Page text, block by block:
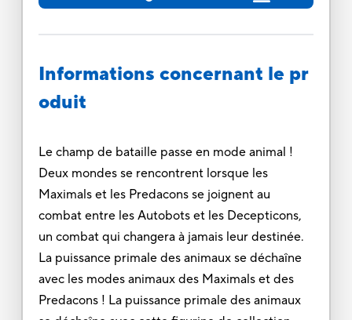
Informations concernant le pr
oduit
Le champ de bataille passe en mode animal !
Deux mondes se rencontrent lorsque les
Maximals et les Predacons se joignent au
combat entre les Autobots et les Decepticons,
un combat qui changera à jamais leur destinée.
La puissance primale des animaux se déchaîne
avec les modes animaux des Maximals et des
Predacons ! La puissance primale des animaux